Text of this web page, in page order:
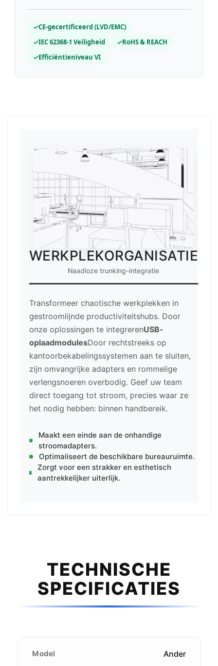
✓CE-gecertificeerd (LVD/EMC)
✓IEC 62368-1 Veiligheid ✓RoHS & REACH
✓Efficiëntieniveau VI
WERKPLEKORGANISATIE
Naadloze trunking-integratie
Transformeer chaotische werkplekken in
gestroomlijnde productiviteitshubs. Door
onze oplossingen te integrerenUSB-
oplaadmodulesDoor rechtstreeks op
kantoorbekabelingssystemen aan te sluiten,
zijn omvangrijke adapters en rommelige
verlengsnoeren overbodig. Geef uw team
direct toegang tot stroom, precies waar ze
het nodig hebben: binnen handbereik.
Maakt een einde aan de onhandige
stroomadapters.
Optimaliseert de beschikbare bureauruimte.
Zorgt voor een strakker en esthetisch
aantrekkelijker uiterlijk.
TECHNISCHE
SPECIFICATIES
Model Ander